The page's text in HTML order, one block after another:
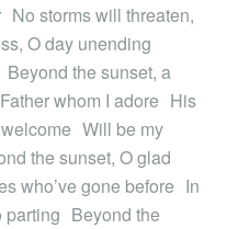
storms will threaten,
O day unending
the sunset, a
whom I adore His
Will be my
the sunset, O glad
who’ve gone before In
parting Beyond the